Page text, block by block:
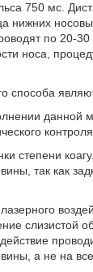
750 мс.
нижних
по 20-
носа,
способа
данной
степени
так как
слизистой
а не на